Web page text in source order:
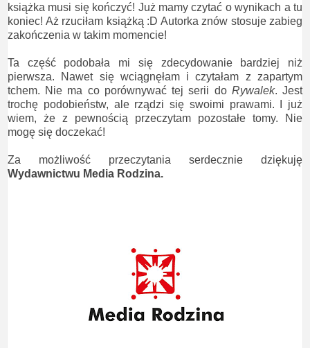
książka musi się kończyć! Już mamy czytać o wynikach a tu
koniec! Aż rzuciłam książką :D Autorka znów stosuje zabieg
zakończenia w takim momencie!
Ta część podobała mi się zdecydowanie bardziej niż
pierwsza. Nawet się wciągnęłam i czytałam z zapartym
tchem. Nie ma co porównywać tej serii do Rywalek. Jest
trochę podobieństw, ale rządzi się swoimi prawami. I już
wiem, że z pewnością przeczytam pozostałe tomy. Nie
mogę się doczekać!
Za możliwość przeczytania serdecznie dziękuję
Wydawnictwu Media Rodzina.